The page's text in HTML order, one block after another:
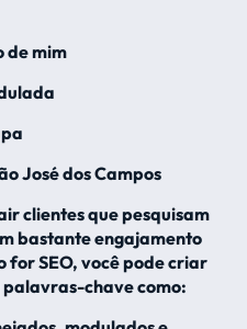
de mim
José dos Campos
clientes que pesquisam
bastante engajamento
for SEO, você pode criar
chave como: